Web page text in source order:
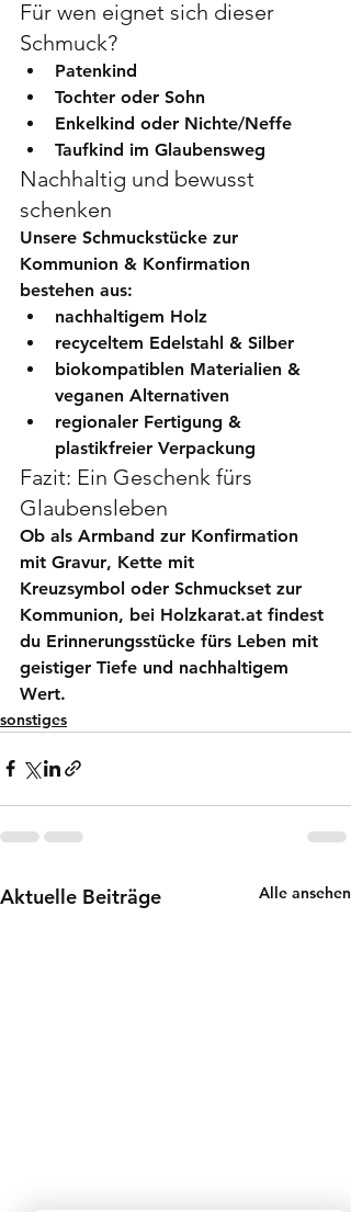
Für wen eignet sich dieser
Schmuck?
Patenkind
Tochter oder Sohn
Enkelkind oder Nichte/Neffe
Taufkind im Glaubensweg
Nachhaltig und bewusst
schenken
Unsere Schmuckstücke zur
Kommunion & Konfirmation
bestehen aus:
nachhaltigem Holz
recyceltem Edelstahl & Silber
biokompatiblen Materialien &
veganen Alternativen
regionaler Fertigung &
plastikfreier Verpackung
Fazit: Ein Geschenk fürs
Glaubensleben
Ob als Armband zur Konfirmation
mit Gravur, Kette mit
Kreuzsymbol oder Schmuckset zur
Kommunion, bei Holzkarat.at findest
du Erinnerungsstücke fürs Leben mit
geistiger Tiefe und nachhaltigem
Wert.
sonstiges
Aktuelle Beiträge Alle ansehen